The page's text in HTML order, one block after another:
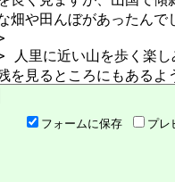
フォームに保存 プレ